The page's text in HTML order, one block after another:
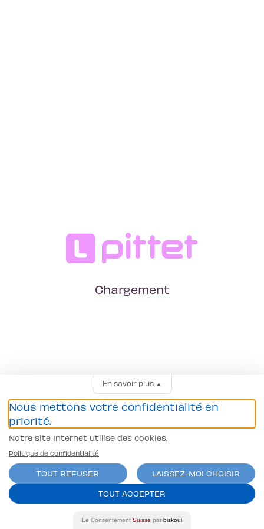
Chargement
En savoir plus▲
Nous mettons votre confidentialité en
priorité.
Notre site Internet utilise des cookies.
Politique de confidentialité
TOUT REFUSER
LAISSEZ-MOI CHOISIR
TOUT ACCEPTER
Le Consentement Suisse par biskoui